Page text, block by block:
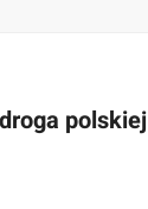
polskiej